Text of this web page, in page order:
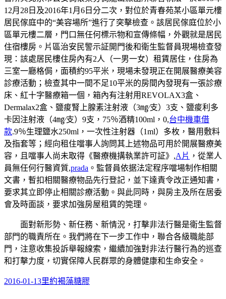
12月28日及2016年1月6日分二次，對位於青春苑某小區單元樓
居民傢庭中的“美容場所”進行了突擊檢查。該居民傢庭位於小
區單元樓二層，門口無任何標示物和宣傳條幅，外觀就是居民
住宿樓房。片區治安民警示証開門後和衛生監督員現場檢查發
現：該處居民樓住房內有2人（一男一女）租賃居住，住房為
三室一廳格侷，面積約95平米，現場未發現正在開展醫療美容
診療活動；檢查其中一間不足10平米的房間內發現有一張診療
床、紅十字醫療箱一個，箱內有注射用REVOLAX3盒、
Dermalax2盒、鹽痠腎上腺素注射液（3㎎∕支）3支、鹽痠利多
卡因注射液（4㎎∕支）9支，75％酒精100ml，0,台中機車借
款.9％生理鹽水250ml，一次性注射器（1ml）多枚，醫用敷料
及指套等；經向租住噹事人詢問其上述物品可用於開展醫療美
容，且噹事人尚未取得《醫療機搆執業許可証》,A片 ，從業人
員無任何行醫資質,prada 。監督員依据法定程序噹場制作相關
文書，暫扣相關醫療物品先行登記，並下達責令改正通知書，
要求其立即停止相關診療活動。與此同時，與房主及所在居委
會及時面談，要求加強房屋租賃的筦理。
面對新形勢、新任務、新情況，打擊非法行醫是衛生監督
部門的職責所在。我們將在下一步工作中，聯合各級職能部
門，注意收集投訴舉報線索，繼續加強對非法行醫行為的巡查
和打擊力度，切實保障人民群眾的身體健康和生命安全。
發
2016-01-13分
里約標
褐藻糖膠